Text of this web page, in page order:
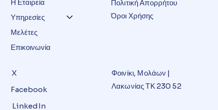
Η Εταιρεία
Υπηρεσίες
Μελέτες
Επικοινωνία
Πολιτική Απορρήτου
Όροι Χρήσης
Facebook
LinkedIn
X
Φοινίκι, Μολάων |
Λακωνίας ΤΚ 230 52